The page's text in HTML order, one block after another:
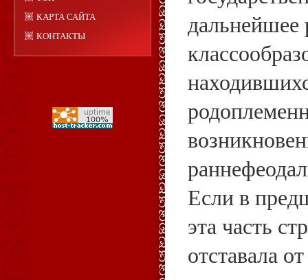
КАРТА САЙТА
КОНТАКТЫ
дальнейшее
Если в
эта часть
отставала